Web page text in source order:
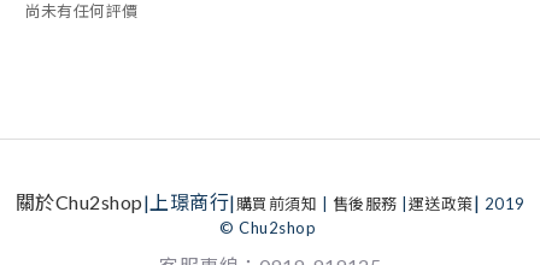
尚未有任何評價
關於Chu2shop|上璟商行|購買前須知 售後服務 運送政策| 2019
© Chu2shop